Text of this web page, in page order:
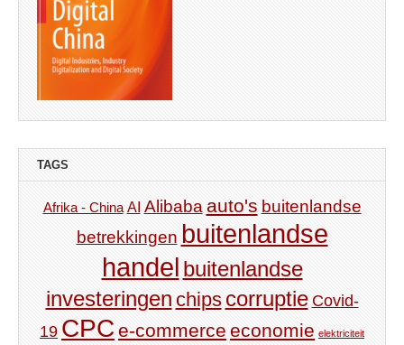
TAGS
Afrika - China AI Alibaba auto's buitenlandse
betrekkingen buitenlandse
handel buitenlandse
investeringen chips corruptie Covid-
19 CPC e-commerce economie elektriciteit